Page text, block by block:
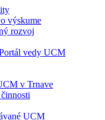
výskume
rozvoj
vedy UCM
v Trnave
UCM